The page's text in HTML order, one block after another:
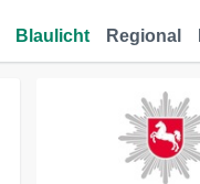
Blaulicht Regional